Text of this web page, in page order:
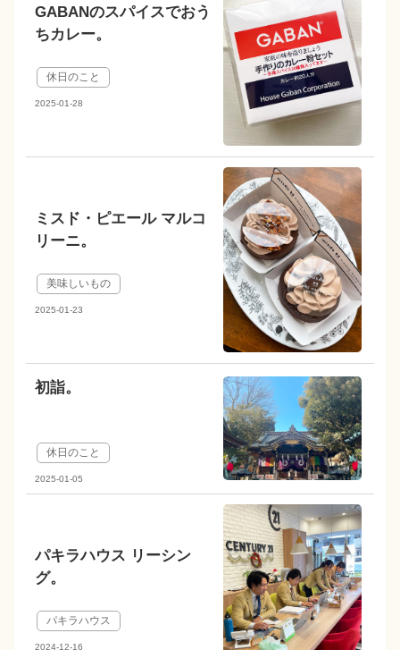
GABANのスパイスでおう
ちカレー。
休日のこと
2025-01-28
ミスド・ピエール マルコ
リーニ。
美味しいもの
2025-01-23
初詣。
休日のこと
2025-01-05
パキラハウス リーシン
グ。
パキラハウス
2024-12-16